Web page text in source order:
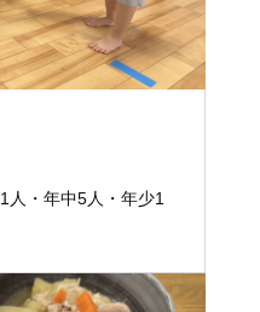
人・年中5人・年少1